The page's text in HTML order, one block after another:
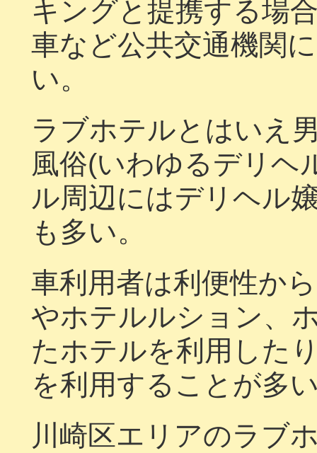
キングと提携する場
車など公共交通機関
い。
ラブホテルとはいえ
風俗(いわゆるデリヘ
ル周辺にはデリヘル
も多い。
車利用者は利便性か
やホテルルション、
たホテルを利用した
を利用することが多
川崎区エリアのラブ